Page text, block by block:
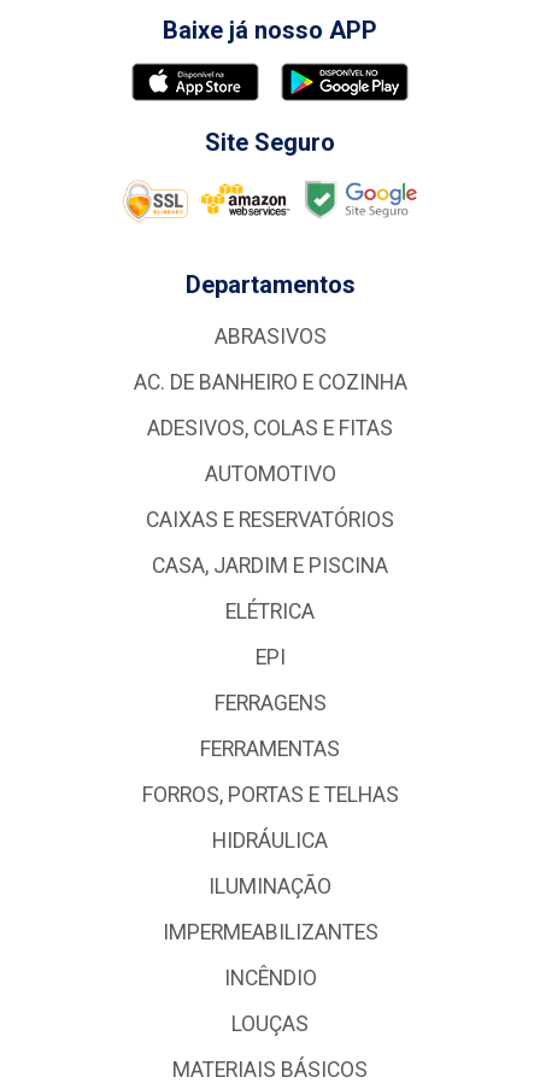
Baixe já nosso APP
Site Seguro
Departamentos
ABRASIVOS
AC. DE BANHEIRO E COZINHA
ADESIVOS, COLAS E FITAS
AUTOMOTIVO
CAIXAS E RESERVATÓRIOS
CASA, JARDIM E PISCINA
ELÉTRICA
EPI
FERRAGENS
FERRAMENTAS
FORROS, PORTAS E TELHAS
HIDRÁULICA
ILUMINAÇÃO
IMPERMEABILIZANTES
INCÊNDIO
LOUÇAS
MATERIAIS BÁSICOS